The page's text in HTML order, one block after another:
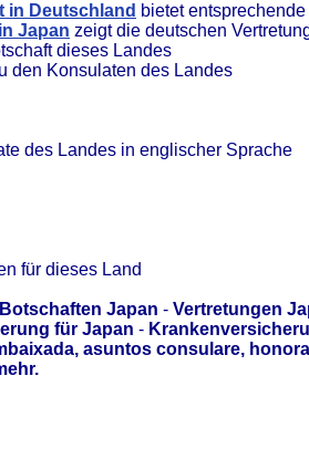
in Deutschland bietet
Japan zeigt die deutschen
dieses Landes
den Konsulaten des Landes
des Landes in englischer Sprache
für dieses Land
Botschaften Japan - Vertretungen
für Japan -
asuntos consulare,